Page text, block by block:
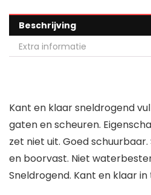
Beschrijving
Extra informatie
Kant en klaar sneldrogend
gaten en scheuren.
zet niet uit. Goed
en boorvast. Niet
Sneldrogend. Kant en klaar in